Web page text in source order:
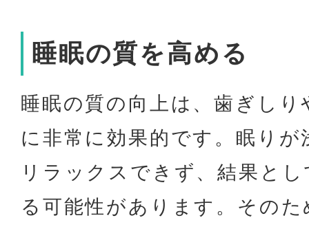
睡眠の質を高める
睡眠の質の向上は、歯ぎし
に非常に効果的です。眠り
リラックスできず、結果と
る可能性があります。その